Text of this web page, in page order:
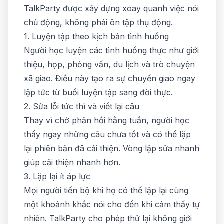
TalkParty được xây dựng xoay quanh việc nói
chủ động, không phải ôn tập thụ động.
1. Luyện tập theo kịch bản tình huống
Người học luyện các tình huống thực như giới
thiệu, họp, phỏng vấn, du lịch và trò chuyện
xã giao. Điều này tạo ra sự chuyển giao ngay
lập tức từ buổi luyện tập sang đời thực.
2. Sửa lỗi tức thì và viết lại câu
Thay vì chờ phản hồi hằng tuần, người học
thấy ngay những câu chưa tốt và có thể lặp
lại phiên bản đã cải thiện. Vòng lặp sửa nhanh
giúp cải thiện nhanh hơn.
3. Lặp lại ít áp lực
Mọi người tiến bộ khi họ có thể lặp lại cùng
một khoảnh khắc nói cho đến khi cảm thấy tự
nhiên. TalkParty cho phép thử lại không giới